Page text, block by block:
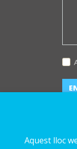
Aquest lloc